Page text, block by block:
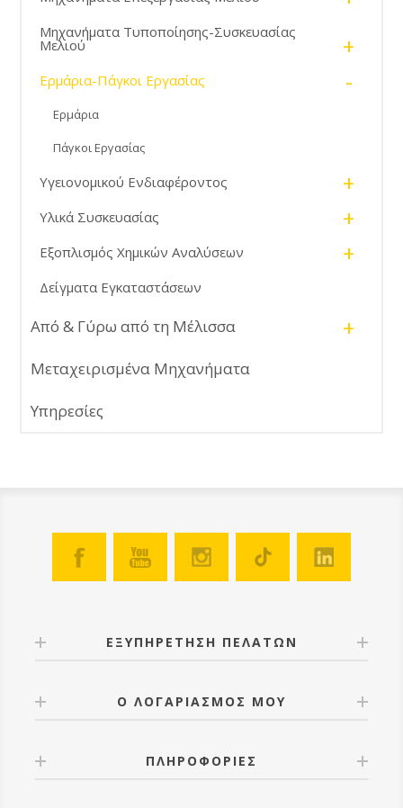
Μηχανήματα Τυποποίησης-Συσκευασίας
Μελιού +
Ερμάρια-Πάγκοι Εργασίας -
Ερμάρια
Πάγκοι Εργασίας
Υγειονομικού Ενδιαφέροντος +
Υλικά Συσκευασίας +
Εξοπλισμός Χημικών Αναλύσεων +
Δείγματα Εγκαταστάσεων
Από & Γύρω από τη Μέλισσα +
Μεταχειρισμένα Μηχανήματα
Υπηρεσίες
ΕΞΥΠΗΡΕΤΗΣΗ ΠΕΛΑΤΩΝ
Ο ΛΟΓΑΡΙΑΣΜΟΣ ΜΟΥ
ΠΛΗΡΟΦΟΡΙΕΣ